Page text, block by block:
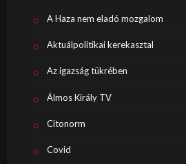
A Haza nem eladó mozgalom
Aktuálpolitikai kerekasztal
Az igazság tükrében
Álmos Király TV
Citonorm
Covid